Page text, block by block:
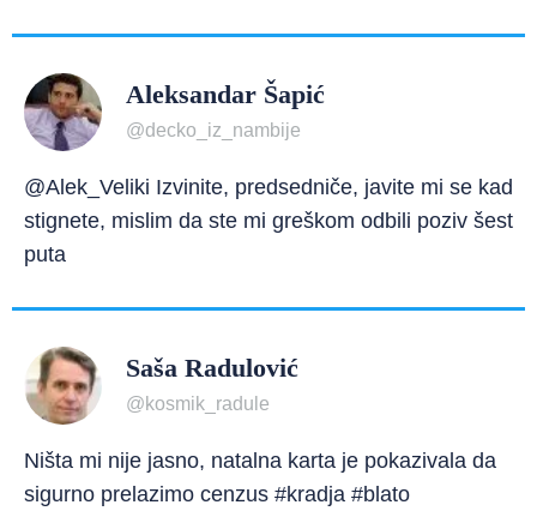
Aleksandar Šapić
@decko_iz_nambije
@Alek_Veliki Izvinite, predsedniče, javite mi se kad
stignete, mislim da ste mi greškom odbili poziv šest
puta
Saša Radulović
@kosmik_radule
Ništa mi nije jasno, natalna karta je pokazivala da
sigurno prelazimo cenzus #kradja #blato